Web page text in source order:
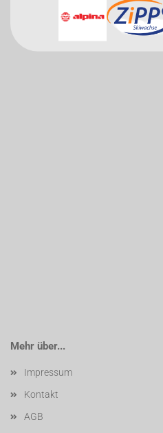
Mehr über...
Impressum
Kontakt
AGB